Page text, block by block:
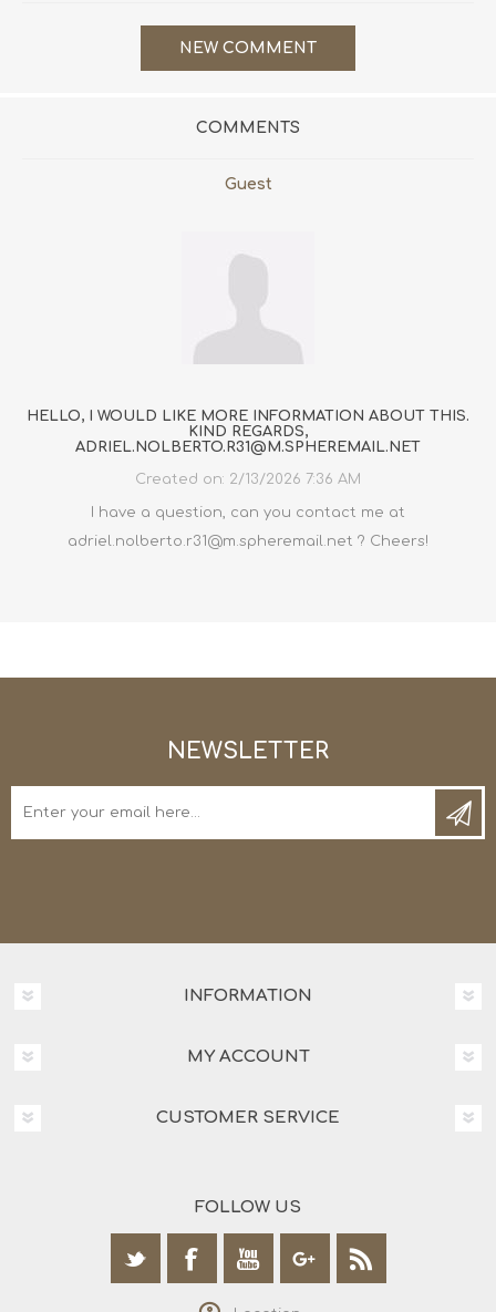
COMMENTS
Guest
HELLO, I WOULD LIKE MORE INFORMATION ABOUT THIS.
KIND REGARDS,
ADRIEL.NOLBERTO.R31@M.SPHEREMAIL.NET
Created on: 2/13/2026 7:36 AM
I have a question, can you contact me at
adriel.nolberto.r31@m.spheremail.net ? Cheers!
NEWSLETTER
INFORMATION
MY ACCOUNT
CUSTOMER SERVICE
FOLLOW US